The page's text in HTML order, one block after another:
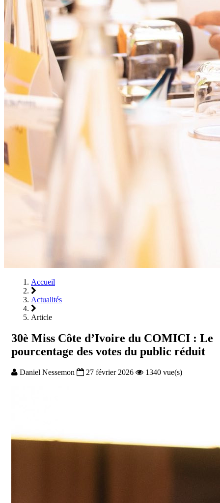
Accueil
Actualités
Article
30è Miss Côte d’Ivoire du COMICI : Le
pourcentage des votes du public réduit
Daniel Nessemon 27 février 2026 1340 vue(s)